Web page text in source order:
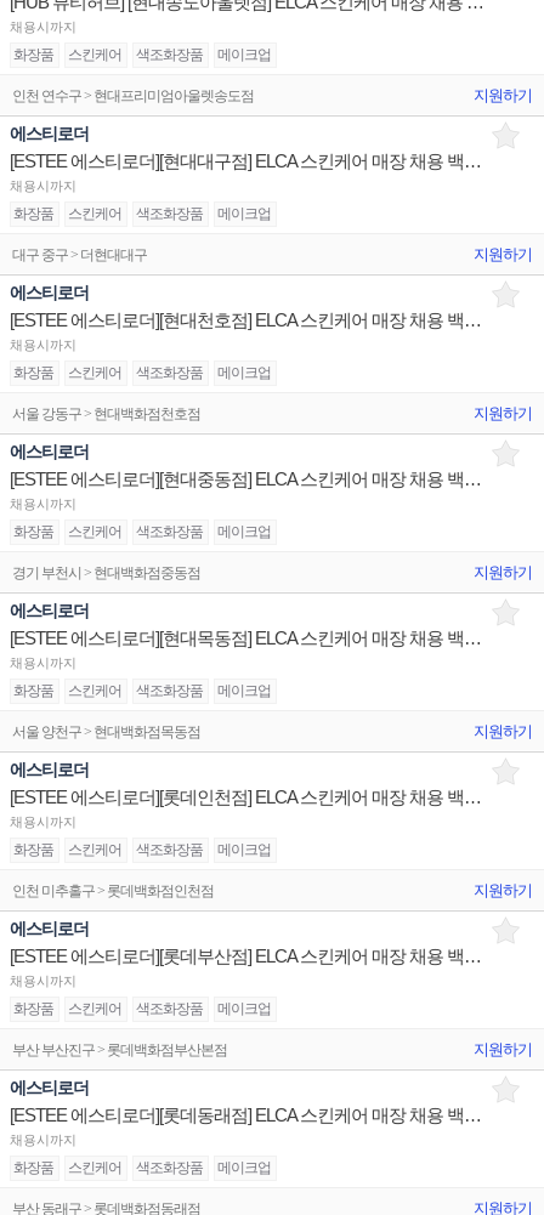
채용시까지
화장품 스킨케어 색조화장품 메이크업
인천 연수구 > 현대프리미엄아울렛송도점 지원하기
에스티로더
[ESTEE 에스티로더][현대대구점] ELCA 스킨케어 매장 채용 백화점 브랜드 건
채용시까지
화장품 스킨케어 색조화장품 메이크업
대구 중구 > 더현대대구 지원하기
에스티로더
[ESTEE 에스티로더][현대천호점] ELCA 스킨케어 매장 채용 백화점 브랜드 건
채용시까지
화장품 스킨케어 색조화장품 메이크업
서울 강동구 > 현대백화점천호점 지원하기
에스티로더
[ESTEE 에스티로더][현대중동점] ELCA 스킨케어 매장 채용 백화점 브랜드 건
채용시까지
화장품 스킨케어 색조화장품 메이크업
경기 부천시 > 현대백화점중동점 지원하기
에스티로더
[ESTEE 에스티로더][현대목동점] ELCA 스킨케어 매장 채용 백화점 브랜드 건
채용시까지
화장품 스킨케어 색조화장품 메이크업
서울 양천구 > 현대백화점목동점 지원하기
에스티로더
[ESTEE 에스티로더][롯데인천점] ELCA 스킨케어 매장 채용 백화점 브랜드 건
채용시까지
화장품 스킨케어 색조화장품 메이크업
인천 미추홀구 > 롯데백화점인천점 지원하기
에스티로더
[ESTEE 에스티로더][롯데부산점] ELCA 스킨케어 매장 채용 백화점 브랜드 건
채용시까지
화장품 스킨케어 색조화장품 메이크업
부산 부산진구 > 롯데백화점부산본점 지원하기
에스티로더
[ESTEE 에스티로더][롯데동래점] ELCA 스킨케어 매장 채용 백화점 브랜드 건
채용시까지
화장품 스킨케어 색조화장품 메이크업
부산 동래구 > 롯데백화점동래점 지원하기